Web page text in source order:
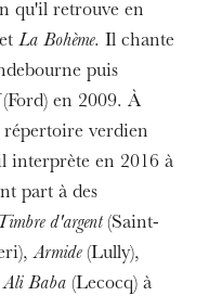
qu'il retrouve en
La Bohème. Il chante
puis
en 2009. À
répertoire verdien
interprète en 2016 à
part à des
d'argent(Saint-
Armide(Lully),
Ali Baba (Lecocq) à